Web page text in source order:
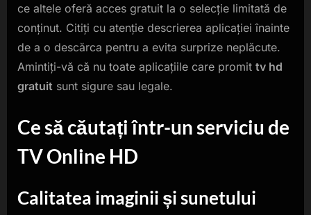
ce altele oferă acces gratuit la o selecție limitată de
conținut. Citiți cu atenție descrierea aplicației înainte
de a o descărca pentru a evita surprize neplăcute.
Amintiți-vă că nu toate aplicațiile care promit tv hd
gratuit sunt sigure sau legale.
Ce să căutați într-un serviciu de
TV Online HD
Calitatea imaginii și sunetului